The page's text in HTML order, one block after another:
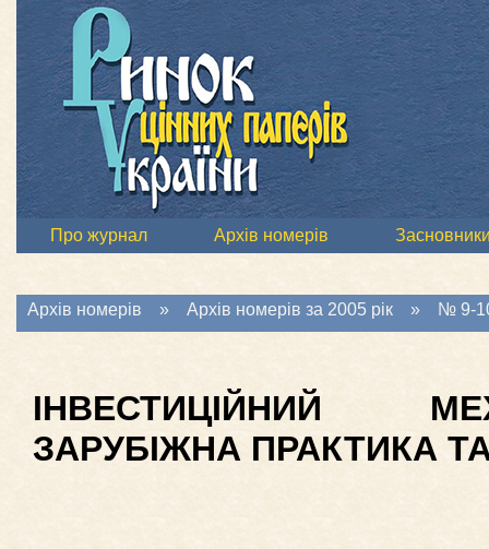
Про журнал Архів номерів
Архів номерів » Архів номерів за 2005 рік » № 9-
ІНВЕСТИЦІЙНИЙ
ЗАРУБІЖНА ПРАКТИКА ТА